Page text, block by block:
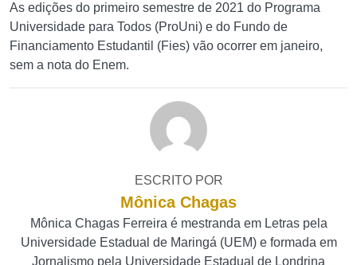
As edições do primeiro semestre de 2021 do Programa
Universidade para Todos (ProUni) e do Fundo de
Financiamento Estudantil (Fies) vão ocorrer em janeiro,
sem a nota do Enem.
ESCRITO POR
Mônica Chagas
Mônica Chagas Ferreira é mestranda em Letras pela
Universidade Estadual de Maringá (UEM) e formada em
Jornalismo pela Universidade Estadual de Londrina